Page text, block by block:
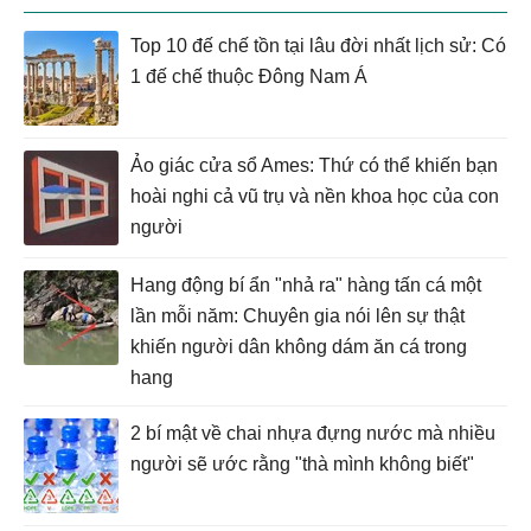
Top 10 đế chế tồn tại lâu đời nhất lịch sử: Có
1 đế chế thuộc Đông Nam Á
Ảo giác cửa sổ Ames: Thứ có thể khiến bạn
hoài nghi cả vũ trụ và nền khoa học của con
người
Hang động bí ẩn "nhả ra" hàng tấn cá một
lần mỗi năm: Chuyên gia nói lên sự thật
khiến người dân không dám ăn cá trong
hang
2 bí mật về chai nhựa đựng nước mà nhiều
người sẽ ước rằng "thà mình không biết"